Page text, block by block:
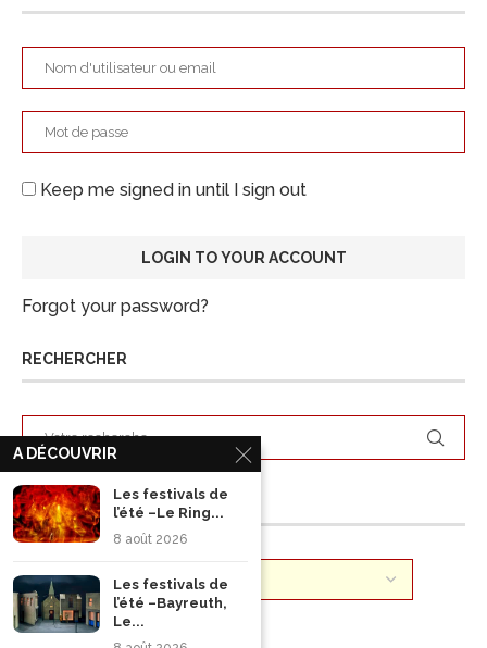
Keep me signed in until I sign out
Forgot your password?
RECHERCHER
ARCHIVES
A DÉCOUVRIR
Les festivals de
l’été –Le Ring...
8 août 2026
Les festivals de
l’été –Bayreuth,
Le...